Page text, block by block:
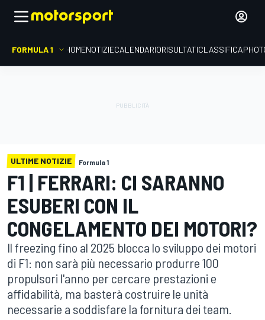
FORMULA 1 HOMENOTIZIECALENDARIORISULTATICLASSIFICA
ULTIME NOTIZIE Formula 1
F1 | FERRARI: CI SARANNO
ESUBERI CON IL
CONGELAMENTO DEI MOTORI?
Il freezing fino al 2025 blocca lo sviluppo dei motori
di F1: non sarà più necessario produrre 100
propulsori l'anno per cercare prestazioni e
affidabilità, ma basterà costruire le unità
necessarie a soddisfare la fornitura dei team.